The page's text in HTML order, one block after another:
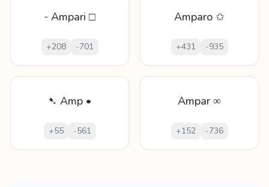
⁃ Ampari □
+208 -701
Amparo ✩
+431 -935
➷ Amp •
+55 -561
Ampar ∞
+152 -736